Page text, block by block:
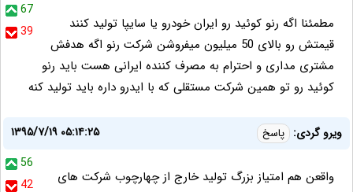
67
39
مطمئنا اگه رنو کوئید رو ایران خودرو یا سایپا تولید کنند
قیمتش رو بالای 50 میلیون میفروشن شرکت رنو اگه هدفش
مشتری مداری و احترام به مصرف کننده ایرانی هست باید رنو
کوئید رو تو همین شرکت مستقلی که با ایدرو داره باید تولید کنه
ویرو گردی: پاسخ
۱۳۹۵/۷/۱۹ ۰۵:۱۴:۲۵
56
42
واقعن هم امتیاز بزرگ تولید خارج از چهارچوب شرکت های